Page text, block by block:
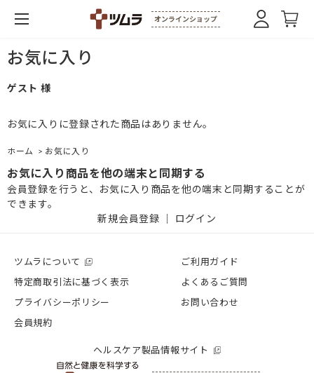
オンラインショップ
お気に入り
ゲスト 様
お気に入りに登録された商品はありません。
ホーム > お気に入り
お気に入り商品を他の端末と同期する
会員登録を行うと、お気に入り商品を他の端末と同期することが
できます。
新規会員登録
ログイン
ツムラについて
特定商取引法に基づく表示
プライバシーポリシー
会員規約
ご利用ガイド
よくあるご質問
お問い合わせ
ヘルスケア製品情報サイト